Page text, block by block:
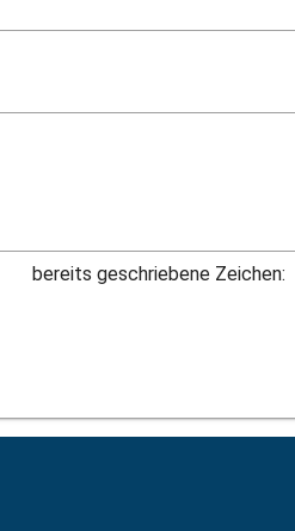
bereits geschriebene Zeichen: